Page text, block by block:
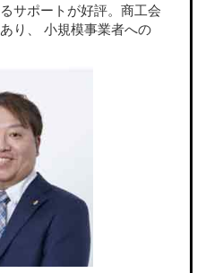
サポートが好評。商工会
り、 小規模事業者への